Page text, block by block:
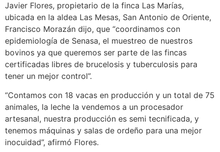
Javier Flores, propietario de la finca Las Marías,
ubicada en la aldea Las Mesas, San Antonio de Oriente,
Francisco Morazán dijo, que “coordinamos con
epidemiología de Senasa, el muestreo de nuestros
bovinos ya que queremos ser parte de las fincas
certificadas libres de brucelosis y tuberculosis para
tener un mejor control”.
“Contamos con 18 vacas en producción y un total de 75
animales, la leche la vendemos a un procesador
artesanal, nuestra producción es semi tecnificada, y
tenemos máquinas y salas de ordeño para una mejor
inocuidad”, afirmó Flores.